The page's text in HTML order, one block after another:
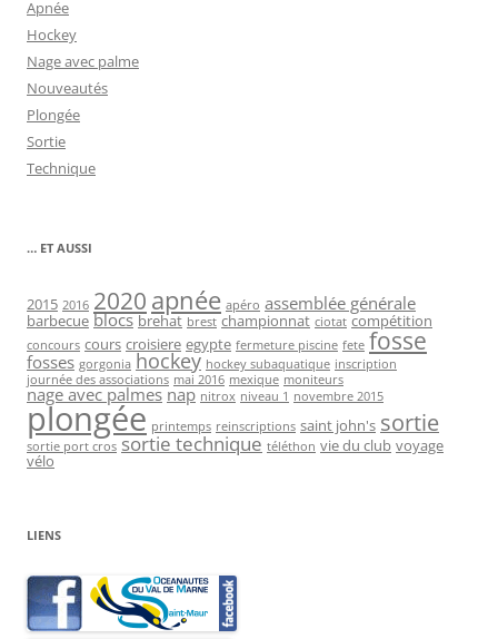
Apnée
Hockey
Nage avec palme
Nouveautés
Plongée
Sortie
Technique
… ET AUSSI
2015 2016 2020 apnée apéro assemblée générale
barbecue blocs brehat brest championnat ciotat compétition
concours cours croisiere egypte fermeture piscine fete fosse
fosses gorgonia hockey hockey subaquatique inscription
journée des associations mai 2016 mexique moniteurs
nage avec palmes nap nitrox niveau 1 novembre 2015
plongée printemps reinscriptions saint john's sortie
sortie port cros sortie technique téléthon vie du club voyage
vélo
LIENS